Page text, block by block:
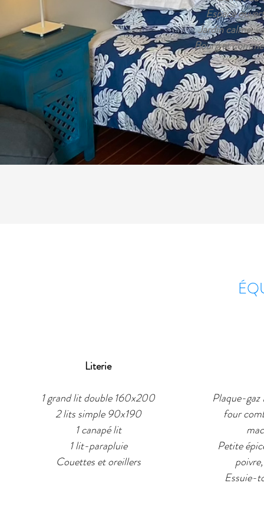
Espace
Jardin calme,
Bourg et
Literie
1 grand lit double 160x200
2 lits simple 90x190
1 canapé lit
1 lit-parapluie
Couettes et oreillers
Plaque-
four
Petite
Essuie-